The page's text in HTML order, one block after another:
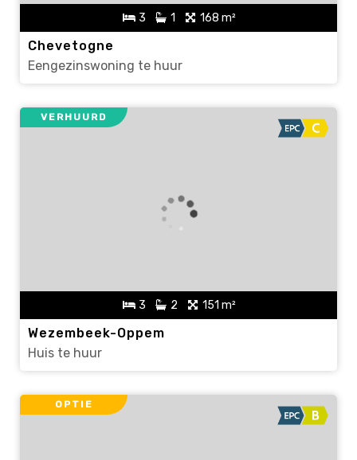
3 1 168 m²
Chevetogne
Eengezinswoning te huur
3 2 151 m²
VERHUURD
Wezembeek-Oppem
Huis te huur
OPTIE